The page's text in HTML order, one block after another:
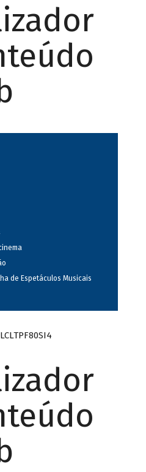
de Espetáculos Musicais